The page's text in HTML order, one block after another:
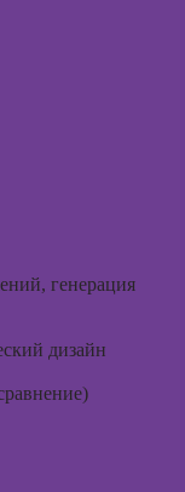
генерация
дизайн